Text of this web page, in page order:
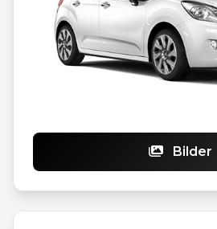
Bilder